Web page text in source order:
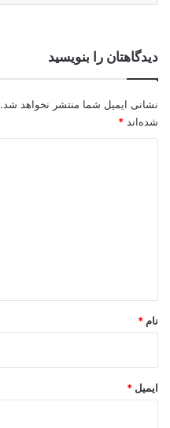
دیدگاهتان را بنویسید
نشانی ایمیل شما منتشر نخواهد شد.
شده‌اند *
نام *
ایمیل *